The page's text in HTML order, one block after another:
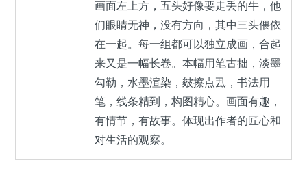
画面左上方，五头好像要走丢的牛，他
们眼睛无神，没有方向，其中三头偎依
在一起。每一组都可以独立成画，合起
来又是一幅长卷。本幅用笔古拙，淡墨
勾勒，水墨渲染，皴擦点厾，书法用
笔，线条精到，构图精心。画面有趣，
有情节，有故事。体现出作者的匠心和
对生活的观察。